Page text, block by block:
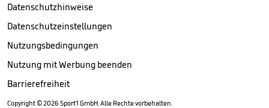
Datenschutzhinweise
Datenschutzeinstellungen
Nutzungsbedingungen
Nutzung mit Werbung beenden
Barrierefreiheit
Copyright ©2026 Sport1 GmbH. Alle Rechte vorbehalten.